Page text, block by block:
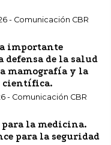
- Comunicación CBR
importante
de la salud
mamografía y la
- Comunicación CBR
la medicina.
para la seguridad